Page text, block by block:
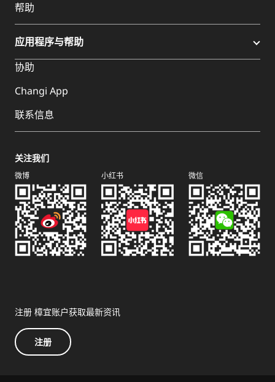
帮助
应用程序与帮助
协助
Changi App
联系信息
关注我们
微博 小红书 微信
注册 樟宜账户获取最新资讯
注册